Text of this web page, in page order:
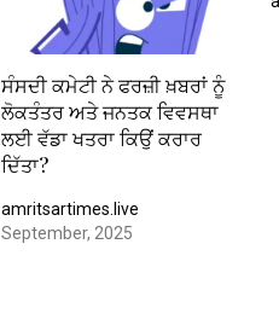
ਸੰਸਦੀ ਕਮੇਟੀ ਨੇ ਫਰਜ਼ੀ ਖ਼ਬਰਾਂ ਨੂੰ
ਲੋਕਤੰਤਰ ਅਤੇ ਜਨਤਕ ਵਿਵਸਥਾ
ਲਈ ਵੱਡਾ ਖਤਰਾ ਕਿਉਂ ਕਰਾਰ
ਦਿੱਤਾ?
amritsartimes.live
September, 2025